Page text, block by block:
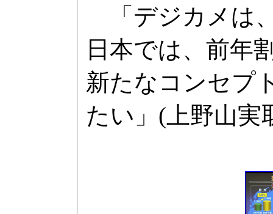
「デジカメは
日本では、前年
新たなコンセプ
たい」(上野山実